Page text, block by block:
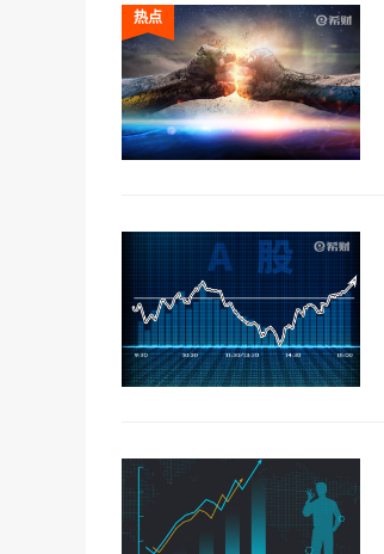
热点